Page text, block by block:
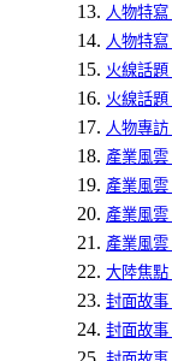
人物特寫
人物特寫
火線話題
火線話題
人物專訪
產業風雲
產業風雲
產業風雲
產業風雲
大陸焦點
封面故事
封面故事